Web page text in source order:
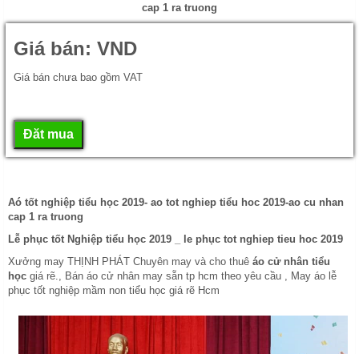
cap 1 ra truong
Giá bán: VND
Giá bán chưa bao gồm VAT
Aó tốt nghiệp tiểu học 2019- ao tot nghiep tiểu hoc 2019-ao cu nhan
cap 1 ra truong
Lễ phục tốt Nghiệp tiểu học 2019 _ le phục tot nghiep tieu hoc 2019
Xưởng may THỊNH PHÁT Chuyên may và cho thuê áo cử nhân tiểu
học giá rẽ., Bán áo cử nhân may sẵn tp hcm theo yêu cầu , May áo lễ
phục tốt nghiệp mầm non tiểu học giá rẽ Hcm